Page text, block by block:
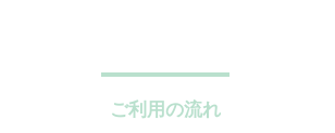
ご利用の流れ